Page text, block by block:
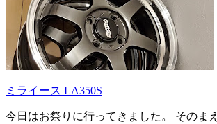
ミライース LA350S
今日はお祭りに行ってきました。 そのま